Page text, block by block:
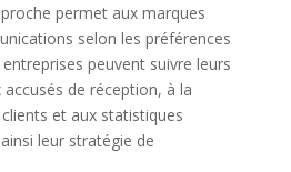
permet aux marques
selon les préférences
peuvent suivre leurs
de réception, à la
et aux statistiques
leur stratégie de